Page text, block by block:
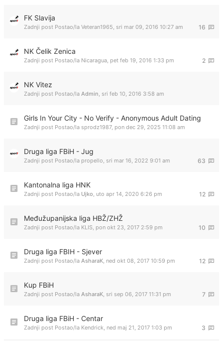
FK Slavija
16
Zadnji post Postao/la Veteran1965, sri mar 09, 2016 10:27 am
NK Čelik Zenica
2
Zadnji post Postao/la Nicaragua, pet feb 19, 2016 1:33 pm
NK Vitez
Zadnji post Postao/la Admin, sri feb 10, 2016 3:58 am
Girls In Your City - No Verify - Anonymous Adult Dating
Zadnji post Postao/la sprodz1987, pon dec 29, 2025 11:08 am
Druga liga FBiH - Jug
63
Zadnji post Postao/la propello, sri mar 16, 2022 9:01 am
Kantonalna liga HNK
12
Zadnji post Postao/la Ujko, uto apr 14, 2020 6:26 pm
Međužupanijska liga HBŽ/ZHŽ
10
Zadnji post Postao/la KLIS, pon okt 23, 2017 2:59 pm
Druga liga FBIH - Sjever
12
Zadnji post Postao/la AsharaK, ned okt 08, 2017 10:59 pm
Kup FBiH
7
Zadnji post Postao/la AsharaK, sri sep 06, 2017 11:31 pm
Druga liga FBiH - Centar
3
Zadnji post Postao/la Kendrick, ned maj 21, 2017 1:03 pm